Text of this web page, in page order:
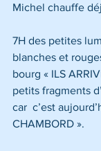
Michel chauffe
7H des petites
blanches et
bourg « ILS
petits fragments
car  c’est
CHAMBORD ».